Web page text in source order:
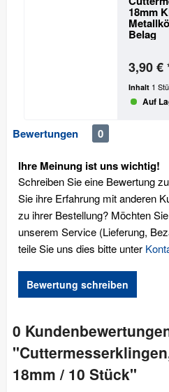
18mm
Belag
3,90 €
Inhalt 1
Auf
Bewertungen 0
Ihre Meinung ist uns wichtig!
Schreiben Sie eine Bewertung
Sie ihre Erfahrung mit anderen
zu ihrer Bestellung? Möchten
unserem Service (Lieferung,
teile Sie uns dies bitte unter
Bewertung schreiben
0
18mm / 10 Stück"